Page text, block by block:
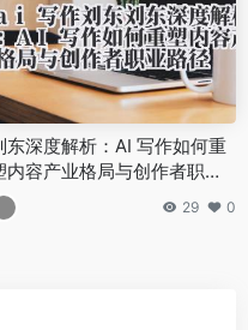
东深度解析：AI 写作如何重
内容产业格局与创作者职业
29 0